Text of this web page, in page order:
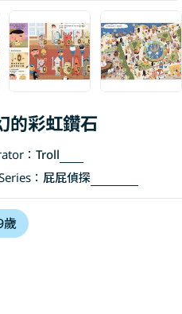
的彩虹鑽石
： Troll
： 屁屁偵探
歲